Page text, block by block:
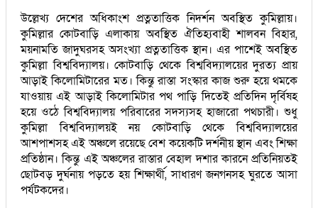
উল্লেখ্য দেশের অধিকাংশ প্রত্নতাত্তিক নিদর্শন অবস্থিত কুমিল্লায়।
কুমিল্লার কোটবাড়ি এলাকায় অবস্থিত ঐতিহ্যবাহী শালবন বিহার,
ময়নামতি জাদুঘরসহ অসংখ্যা প্রত্নতাত্তিক স্থান। এর পাশেই অবস্থিত
কুমিল্লা বিশ্ববিদ্যালয়। কোটবাড়ি থেকে বিশ্ববিদ্যালয়ের দুরত্য প্রায়
আড়াই কিলোমিটারের মত। কিন্তু রাস্তা সংস্কার কাজ শুরু হয়ে থমকে
যাওয়ায় এই আড়াই কিলোমিটার পথ পাড়ি দিতেই প্রতিদিন দৃর্বিষহ
হয়ে ওঠে বিশ্ববিদ্যালয় পরিবারের সদস্যসহ হাজারো পথচারী। শুধু
কুমিল্লা বিশ্ববিদ্যালয়ই নয় কোটবাড়ি থেকে বিশ্ববিদ্যালয়ের
আশপাশসহ এই অঞ্চলে রয়েছে বেশ কয়েকটি দর্শনীয় স্থান এবং শিক্ষা
প্রতিষ্ঠান। কিন্তু এই অঞ্চলের রাস্তার বেহাল দশার কারনে প্রতিনিয়তই
ছোটবড় দুর্ঘনায় পড়তে হয় শিক্ষার্থী, সাধারণ জনগনসহ ঘুরতে আসা
পর্যটকদের।